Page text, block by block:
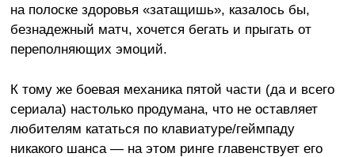
на полоске здоровья «затащишь», казалось бы,
безнадежный матч, хочется бегать и прыгать от
переполняющих эмоций.
К тому же боевая механика пятой части (да и всего
сериала) настолько продумана, что не оставляет
любителям кататься по клавиатуре/геймпаду
никакого шанса — на этом ринге главенствует его